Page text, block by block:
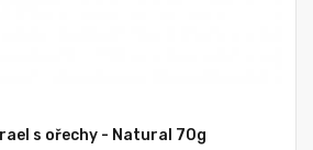
s ořechy - Natural 70g